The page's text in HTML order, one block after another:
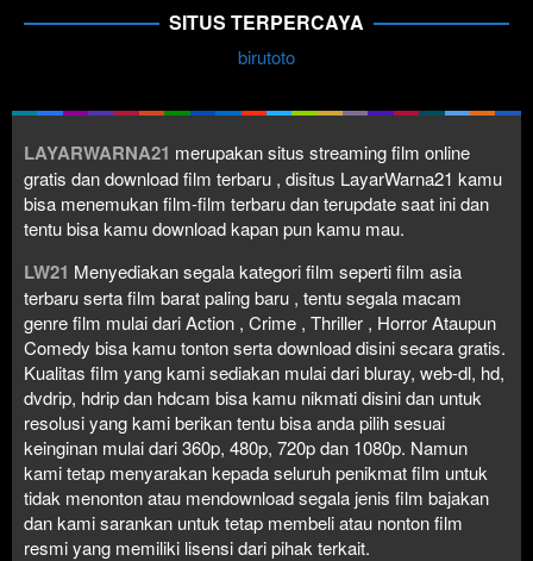
SITUS TERPERCAYA
birutoto
LAYARWARNA21 merupakan situs streaming film online
gratis dan download film terbaru , disitus LayarWarna21 kamu
bisa menemukan film-film terbaru dan terupdate saat ini dan
tentu bisa kamu download kapan pun kamu mau.
LW21 Menyediakan segala kategori film seperti film asia
terbaru serta film barat paling baru , tentu segala macam
genre film mulai dari Action , Crime , Thriller , Horror Ataupun
Comedy bisa kamu tonton serta download disini secara gratis.
Kualitas film yang kami sediakan mulai dari bluray, web-dl, hd,
dvdrip, hdrip dan hdcam bisa kamu nikmati disini dan untuk
resolusi yang kami berikan tentu bisa anda pilih sesuai
keinginan mulai dari 360p, 480p, 720p dan 1080p. Namun
kami tetap menyarakan kepada seluruh penikmat film untuk
tidak menonton atau mendownload segala jenis film bajakan
dan kami sarankan untuk tetap membeli atau nonton film
resmi yang memiliki lisensi dari pihak terkait.